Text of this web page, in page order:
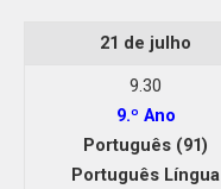
21 de julho
9.30
9.º Ano
Português (91)
Português Língua